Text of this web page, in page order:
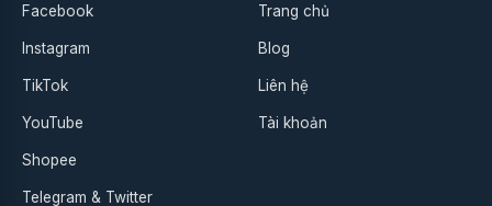
Facebook
Instagram
TikTok
YouTube
Shopee
Telegram & Twitter
Trang chủ
Blog
Liên hệ
Tài khoản